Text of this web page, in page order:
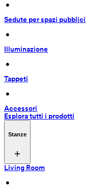
•
Sedute per spazi pubblici
•
Illuminazione
•
Tappeti
•
Accessori
Esplora tutti i prodotti
Stanze
Living Room
•